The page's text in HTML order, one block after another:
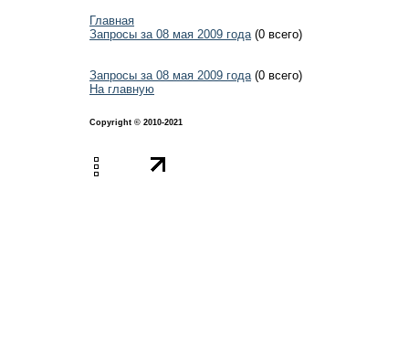
Главная
Запросы за 08 мая 2009 года(0 всего)
Запросы за 08 мая 2009 года(0 всего)
На главную
Copyright © 2010-2021